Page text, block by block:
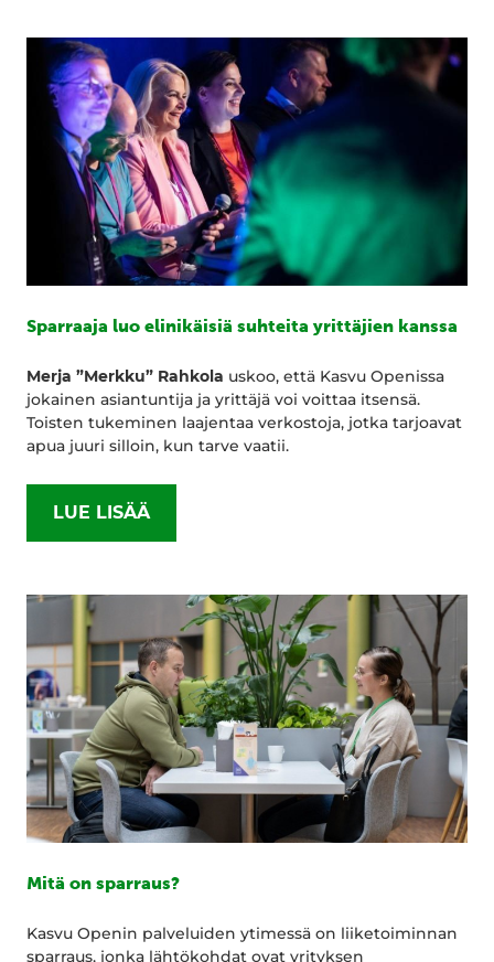
Sparraaja luo elinikäisiä suhteita yrittäjien kanssa
Merja ”Merkku” Rahkola uskoo, että Kasvu Openissa
jokainen asiantuntija ja yrittäjä voi voittaa itsensä.
Toisten tukeminen laajentaa verkostoja, jotka tarjoavat
apua juuri silloin, kun tarve vaatii.
LUE LISÄÄ
Mitä on sparraus?
Kasvu Openin palveluiden ytimessä on liiketoiminnan
sparraus, jonka lähtökohdat ovat yrityksen